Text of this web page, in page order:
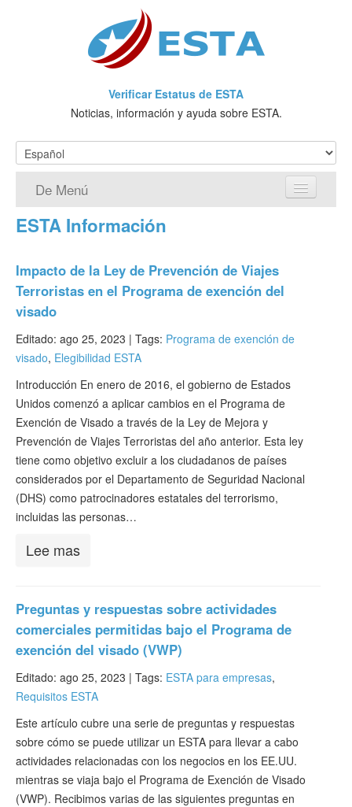
Verificar Estatus de ESTA
Noticias, información y ayuda sobre ESTA.
De Menú
Página de inicio
¿Qué es ESTA?
Verificar ESTA
ESTA Información
Contacto
ESTA Información
Impacto de la Ley de Prevención de Viajes
Terroristas en el Programa de exención del
visado
Editado: ago 25, 2023 | Tags: Programa de exención de
visado, Elegibilidad ESTA
Introducción En enero de 2016, el gobierno de Estados
Unidos comenzó a aplicar cambios en el Programa de
Exención de Visado a través de la Ley de Mejora y
Prevención de Viajes Terroristas del año anterior. Esta ley
tiene como objetivo excluir a los ciudadanos de países
considerados por el Departamento de Seguridad Nacional
(DHS) como patrocinadores estatales del terrorismo,
incluidas las personas…
Lee mas
Preguntas y respuestas sobre actividades
comerciales permitidas bajo el Programa de
exención del visado (VWP)
Editado: ago 25, 2023 | Tags: ESTA para empresas,
Requisitos ESTA
Este artículo cubre una serie de preguntas y respuestas
sobre cómo se puede utilizar un ESTA para llevar a cabo
actividades relacionadas con los negocios en los EE.UU.
mientras se viaja bajo el Programa de Exención de Visado
(VWP). Recibimos varias de las siguientes preguntas en